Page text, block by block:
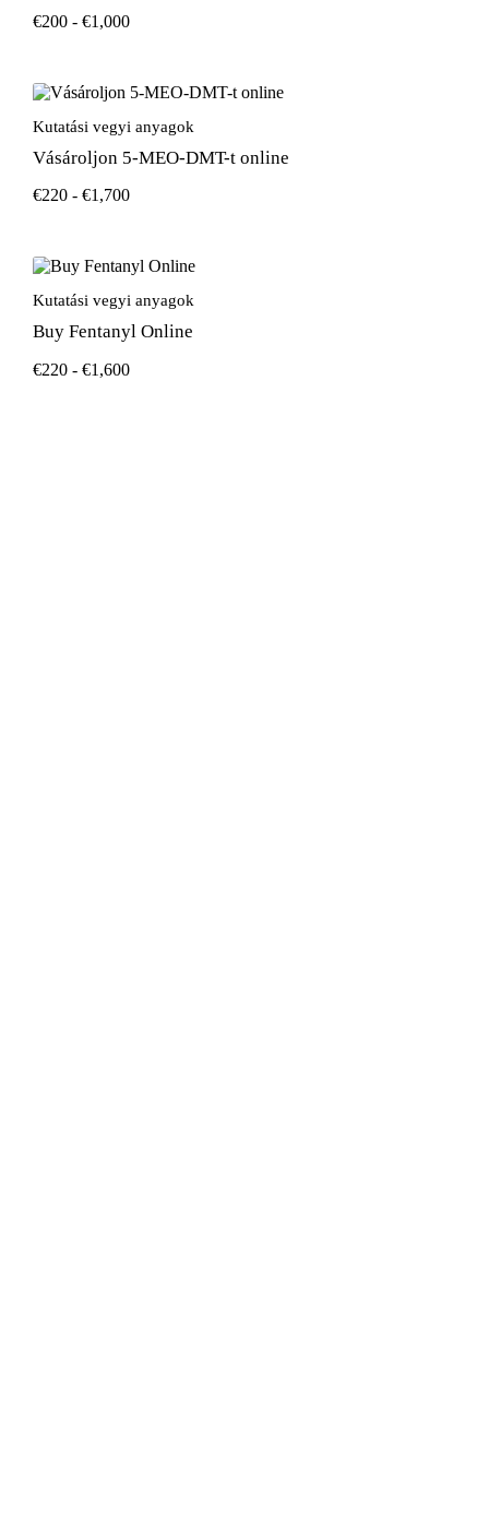
€200 - €1,000
Kutatási vegyi anyagok
Vásároljon 5-MEO-DMT-t online
€220 - €1,700
Kutatási vegyi anyagok
Buy Fentanyl Online
€220 - €1,600